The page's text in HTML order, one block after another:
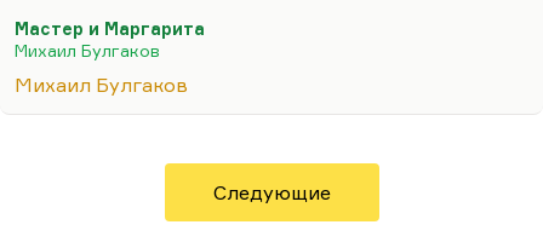
потому, что меньшее зло или полезное зло – это
почти всегда отмазки. И у зла нет и не может
быть, к сожалению, благих целей. Стратегически
Временно, иногда воспользоваться помощью
дьявола, наверное, в каких-то ситуациях можно,
Мастер и Маргарита
Михаил Булгаков
Михаил Булгаков
Следующие